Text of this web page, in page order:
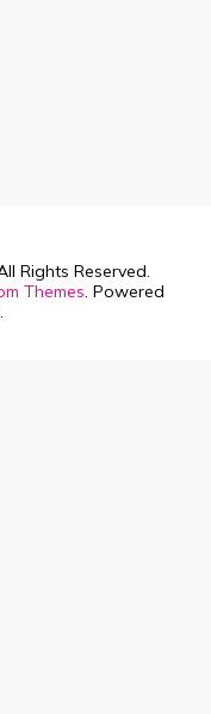
Rights Reserved.
Themes. Powered
.